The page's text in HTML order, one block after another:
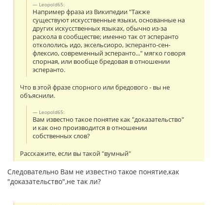
Leopold65:
Например фраза из Википедии "Также
существуют искусственные языки, основанные на
других искусственных языках, обычно из-за
раскола в сообществе; именно так от эсперанто
откололись идо, эксельсиоро, эсперанто-сен-
флексио, современный эсперанто..." мягко говоря
спорная, или вообще бредовая в отношении
эсперанто.
Что в этой фразе спорного или бредового - вы не
объяснили.
Leopold65:
Вам известно такое понятие как "доказательство"
и как оно производится в отношении
собственных слов?
Расскажите, если вы такой "вумный"
Следовательно Вам не известно такое понятие,как
"доказательство",не так ли?